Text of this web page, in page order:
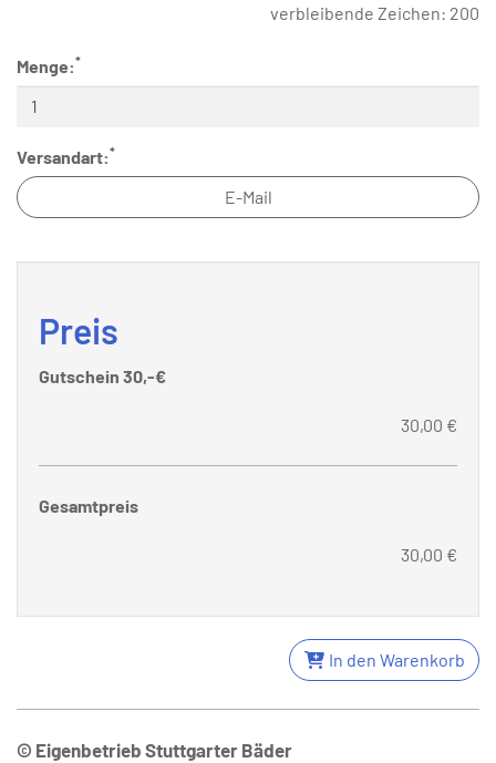
verbleibende Zeichen: 200
Menge:*
Versandart:*
E-Mail
Preis
Gutschein 30,-€
30,00 €
Gesamtpreis
30,00 €
In den Warenkorb
© Eigenbetrieb Stuttgarter Bäder